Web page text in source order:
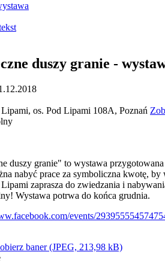
duszy granie -
os. Pod Lipami 108A, Poznań
duszy granie" to wystawa
nabyć prace za symboliczna kwotę,
zaprasza do zwiedzania i
Wystawa potrwa do końca grudnia.
events/
baner (JPEG, 213,98 kB)